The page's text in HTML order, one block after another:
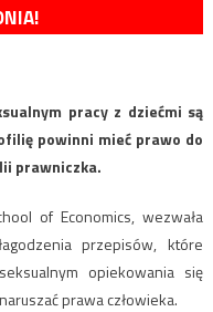
pracy z dziećmi są
powinni mieć prawo do
prawniczka.
of Economics, wezwała
przepisów, które
opiekowania się
prawa człowieka.